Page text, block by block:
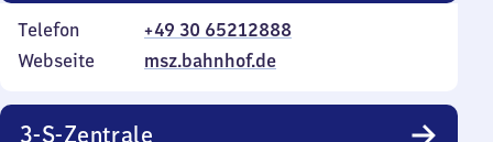
Telefon
+49 30 65212888
Webseite
msz.bahnhof.de
3-S-Zentrale